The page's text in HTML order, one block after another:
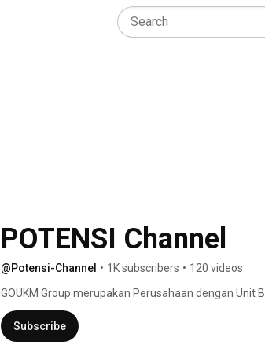
POTENSI Channel
@Potensi-Channel • 1K subscribers • 120 videos
GOUKM Group merupakan Perusahaan dengan Unit
Fokus pada Pengembangan SDM. Layanan yang
mengintegrasikan Layanan Pendampingan.  Dengan
Pemberdayaan atau Pendampingan Kami menjadi
Subscribe